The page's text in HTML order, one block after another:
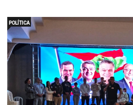
POLÍTICA